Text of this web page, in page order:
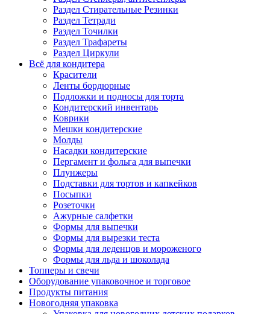
Раздел Стирательные Резинки
Раздел Тетради
Раздел Точилки
Раздел Трафареты
Раздел Циркули
Всё для кондитера
Красители
Ленты бордюрные
Подложки и подносы для торта
Кондитерский инвентарь
Коврики
Мешки кондитерские
Молды
Насадки кондитерские
Пергамент и фольга для выпечки
Плунжеры
Подставки для тортов и капкейков
Посыпки
Розеточки
Ажурные салфетки
Формы для выпечки
Формы для вырезки теста
Формы для леденцов и мороженого
Формы для льда и шоколада
Топперы и свечи
Оборудование упаковочное и торговое
Продукты питания
Новогодняя упаковка